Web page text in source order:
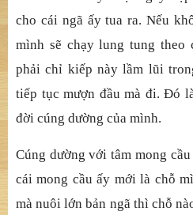
cho cái ngã ấy tua ra. Nếu
mình sẽ chạy lung tung theo
phải chỉ kiếp này lầm lũi
tiếp tục mượn đầu mà đi. Đó
đời cúng dường của mình.
Cúng dường với tâm mong
cái mong cầu ấy mới là chỗ
mà nuôi lớn bản ngã thì chỗ